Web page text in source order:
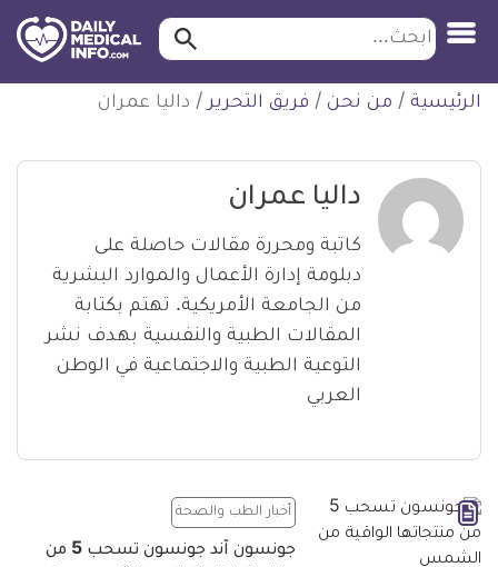
التخطي
للمحتوى
طبية
ابحث ابحث…
الرئيسية / من نحن / فريق التحرير/ داليا عمران
داليا عمران
كاتبة ومحررة مقالات حاصلة على
دبلومة إدارة الأعمال والموارد البشرية
من الجامعة الأمريكية. تهتم بكتابة
المقالات الطبية والنفسية بهدف نشر
التوعية الطبية والاجتماعية في الوطن
العربي
أخبار الطب والصحة
جونسون آند جونسون تسحب 5 من